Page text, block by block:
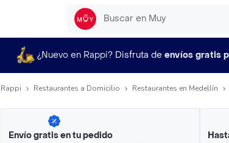
¿Nuevo en Rappi? Disfruta de envíos gratis
Rappi Restaurantes a Domicilio Restaurantes en Medellín
Envío gratis en tu pedido